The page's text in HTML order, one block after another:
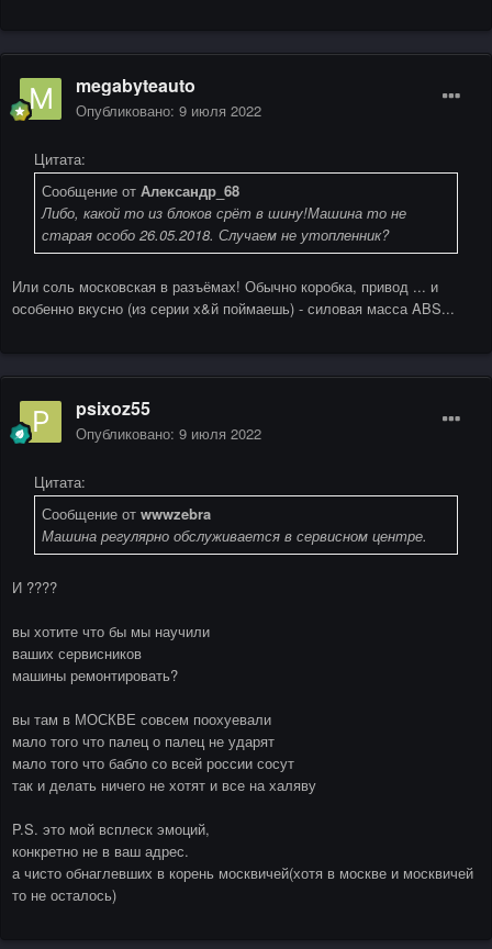
megabyteauto
Опубликовано: 9 июля 2022
Цитата:
Сообщение от Александр_68
Либо, какой то из блоков срёт в шину!Машина то не
старая особо 26.05.2018. Случаем не утопленник?
Или соль московская в разъёмах! Обычно коробка, привод ... и
особенно вкусно (из серии х&й поймаешь) - силовая масса ABS...
psixoz55
Опубликовано: 9 июля 2022
Цитата:
Сообщение от wwwzebra
Машина регулярно обслуживается в сервисном центре.
И ????
вы хотите что бы мы научили
ваших сервисников
машины ремонтировать?
вы там в МОСКВЕ совсем поохуевали
мало того что палец о палец не ударят
мало того что бабло со всей россии сосут
так и делать ничего не хотят и все на халяву
P.S. это мой всплеск эмоций,
конкретно не в ваш адрес.
а чисто обнаглевших в корень москвичей(хотя в москве и москвичей
то не осталось)